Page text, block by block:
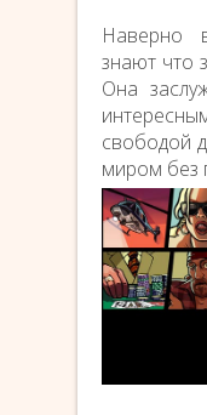
Наверно
знают что
Она
свободой
миром без